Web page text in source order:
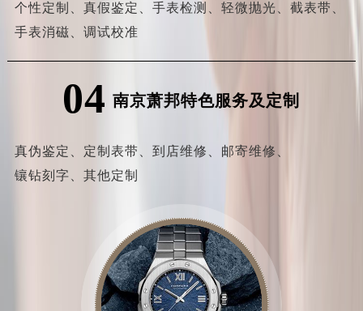
个性定制、 真假鉴定、 手表检测、 轻微抛光、 截表带、
手表消磁、 调试校准
04 南京萧邦特色服务及定制
真伪鉴定、 定制表带、 到店维修、 邮寄维修、
镶钻刻字、 其他定制